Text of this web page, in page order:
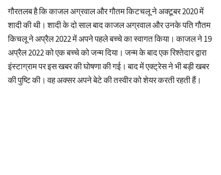
गौरतलब है कि काजल अग्रवाल और गौतम किटचलू ने अक्टूबर 2020 में
शादी की थी। शादी के दो साल बाद काजल अग्रवाल और उनके पति गौतम
किचलू ने अप्रैल 2022 में अपने पहले बच्चे का स्वागत किया। काजल ने 19
अप्रैल 2022 को एक बच्चे को जन्म दिया। जन्म के बाद एक रिश्तेदार द्वारा
इंस्टाग्राम पर इस खबर की घोषणा की गई। बाद में एक्ट्रेस ने भी बड़ी खबर
की पुष्टि की। वह अक्सर अपने बेटे की तस्वीर को शेयर करती रहती हैं।